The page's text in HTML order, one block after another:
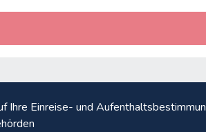
Ihre Einreise- und